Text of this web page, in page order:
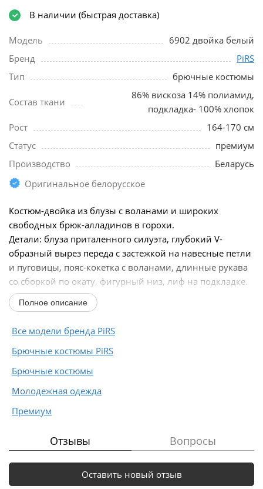
В наличии (быстрая доставка)
Модель
6902 двойка белый
Бренд
PiRS
Тип
брючные костюмы
Состав ткани
86% вискоза 14% полиамид,
подкладка- 100% хлопок
Рост
164-170 см
Статус
премиум
Производство
Беларусь
Оригинальное белорусское
Костюм-двойка из блузы с воланами и широких
свободных брюк-алладинов в горохи.
Детали: блуза приталенного силуэта, глубокий V-
образный вырез переда с застежкой на навесные петли
и пуговицы, пояс-кокетка с воланами, длинные рукава
со сборкой по окату, фигурный низ, лиф на подкладке.
Брюки...
Полное описание
Все модели бренда PiRS
Брючные костюмы PiRS
Брючные костюмы
Молодежная одежда
Премиум
Отзывы Вопросы
Оставить новый отзыв